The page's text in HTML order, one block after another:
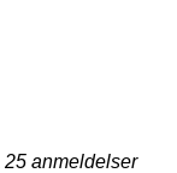
25 anmeldelser